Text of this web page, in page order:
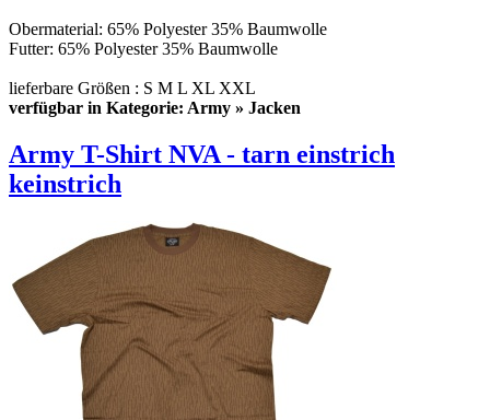
Obermaterial: 65% Polyester 35% Baumwolle
Futter: 65% Polyester 35% Baumwolle
lieferbare Größen : S M L XL XXL
verfügbar in Kategorie: Army » Jacken
Army T-Shirt NVA - tarn einstrich
keinstrich